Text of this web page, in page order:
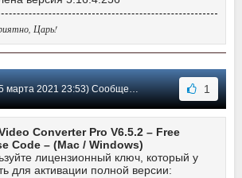
Царь!
2021 23:53) Сообщение #10 1
Converter Pro V6.5.2 – Free
Code – (Mac / Windows)
лицензионный ключ, который у
для активации полной версии: